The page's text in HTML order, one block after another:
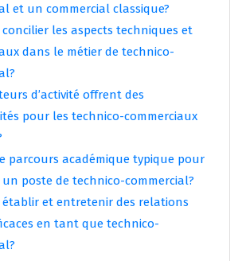
et un commercial classique?
les aspects techniques et
dans le métier de technico-
d’activité offrent des
pour les technico-commerciaux
parcours académique typique pour
un poste de technico-commercial?
établir et entretenir des relations
en tant que technico-